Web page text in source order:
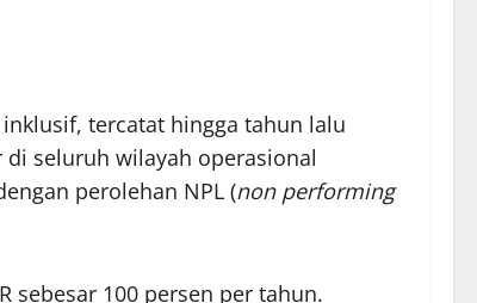
tercatat hingga tahun lalu
seluruh wilayah operasional
perolehan NPL (non performing
sebesar 100 persen per tahun.